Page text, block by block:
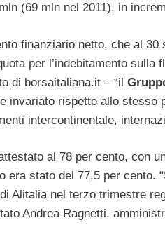
(69 mln nel 2011), in
finanziario netto, che al
per l’indebitamento sulla
di borsaitaliana.it – “il
invariato rispetto allo stesso
intercontinentale,
al 78 per cento, con
era stato del 77,5 per
Alitalia nel terzo trimestre
Andrea Ragnetti,